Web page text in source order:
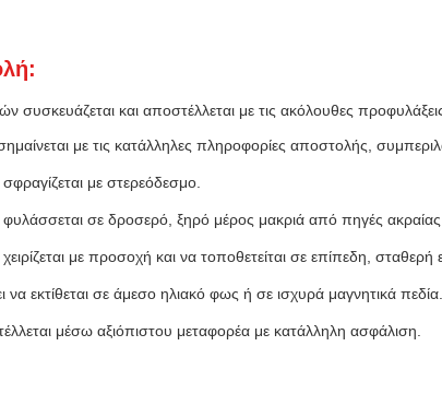
συσκευάζεται και αποστέλλεται με τις ακόλουθες
με τις κατάλληλες πληροφορίες αποστολής,
με στερεόδεσμο.
σε δροσερό, ξηρό μέρος μακριά από πηγές
με προσοχή και να τοποθετείται σε επίπεδη, σταθερή
εκτίθεται σε άμεσο ηλιακό φως ή σε ισχυρά μαγνητικά πεδία.
μέσω αξιόπιστου μεταφορέα με κατάλληλη ασφάλιση.